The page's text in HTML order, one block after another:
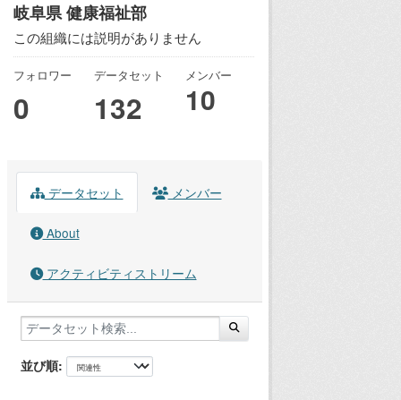
岐阜県 健康福祉部
この組織には説明がありません
フォロワー
0
データセット
132
メンバー
10
データセット メンバー
About
アクティビティストリーム
並び順